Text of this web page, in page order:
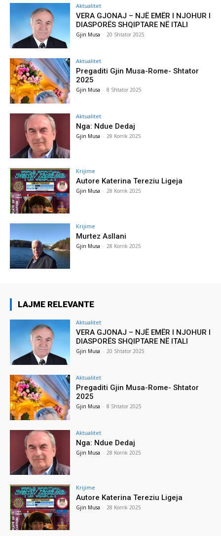
Aktualitet
VERA GJONAJ – NJË EMËR I NJOHUR I
DIASPORËS SHQIPTARE NË ITALI
Gjin Musa - 20 Shtator 2025
Aktualitet
Pregaditi Gjin Musa-Rome- Shtator
2025
Gjin Musa - 8 Shtator 2025
Aktualitet
Nga: Ndue Dedaj
Gjin Musa - 28 Korrik 2025
Krijime
Autore Katerina Tereziu Ligeja
Gjin Musa - 28 Korrik 2025
Krijime
Murtez Asllani
Gjin Musa - 28 Korrik 2025
LAJME RELEVANTE
Aktualitet
VERA GJONAJ – NJË EMËR I NJOHUR I
DIASPORËS SHQIPTARE NË ITALI
Gjin Musa - 20 Shtator 2025
Aktualitet
Pregaditi Gjin Musa-Rome- Shtator
2025
Gjin Musa - 8 Shtator 2025
Aktualitet
Nga: Ndue Dedaj
Gjin Musa - 28 Korrik 2025
Krijime
Autore Katerina Tereziu Ligeja
Gjin Musa - 28 Korrik 2025